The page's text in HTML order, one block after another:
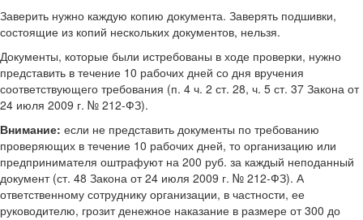
Заверить нужно каждую копию документа. Заверять подшивки,
состоящие из копий нескольких документов, нельзя.
Документы, которые были истребованы в ходе проверки, нужно
представить в течение 10 рабочих дней со дня вручения
соответствующего требования (п. 4 ч. 2 ст. 28, ч. 5 ст. 37 Закона от
24 июля 2009 г. № 212-ФЗ).
Внимание: если не представить документы по требованию
проверяющих в течение 10 рабочих дней, то организацию или
предпринимателя оштрафуют на 200 руб. за каждый неподанный
документ (ст. 48 Закона от 24 июля 2009 г. № 212-ФЗ). А
ответственному сотруднику организации, в частности, ее
руководителю, грозит денежное наказание в размере от 300 до